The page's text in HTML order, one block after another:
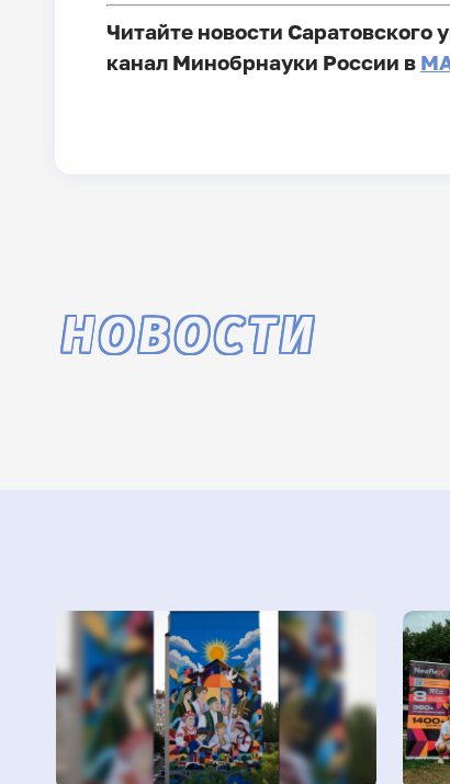
Читайте новости Саратовского
канал Минобрнауки России в
НОВОСТИ